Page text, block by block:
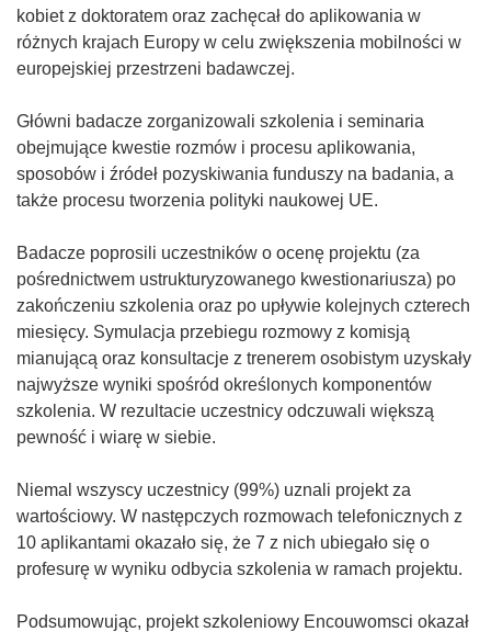
kobiet z doktoratem oraz zachęcał do aplikowania w
różnych krajach Europy w celu zwiększenia mobilności w
europejskiej przestrzeni badawczej.
Główni badacze zorganizowali szkolenia i seminaria
obejmujące kwestie rozmów i procesu aplikowania,
sposobów i źródeł pozyskiwania funduszy na badania, a
także procesu tworzenia polityki naukowej UE.
Badacze poprosili uczestników o ocenę projektu (za
pośrednictwem ustrukturyzowanego kwestionariusza) po
zakończeniu szkolenia oraz po upływie kolejnych czterech
miesięcy. Symulacja przebiegu rozmowy z komisją
mianującą oraz konsultacje z trenerem osobistym uzyskały
najwyższe wyniki spośród określonych komponentów
szkolenia. W rezultacie uczestnicy odczuwali większą
pewność i wiarę w siebie.
Niemal wszyscy uczestnicy (99%) uznali projekt za
wartościowy. W następczych rozmowach telefonicznych z
10 aplikantami okazało się, że 7 z nich ubiegało się o
profesurę w wyniku odbycia szkolenia w ramach projektu.
Podsumowując, projekt szkoleniowy Encouwomsci okazał